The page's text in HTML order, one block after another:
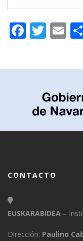
CONTACTO
EUSKARABIDEA –
Dirección: Paulino